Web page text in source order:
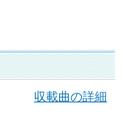
収載曲の詳細